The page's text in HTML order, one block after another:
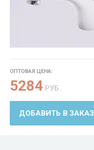
ОПТОВАЯ ЦЕНА:
5284 РУБ.
ДОБАВИТЬ В ЗАКАЗ